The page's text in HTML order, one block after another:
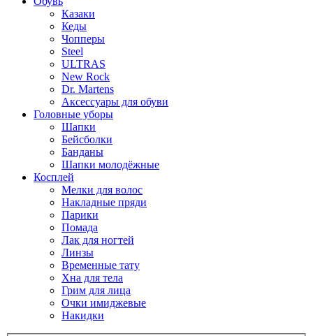
Казаки
Кеды
Чопперы
Steel
ULTRAS
New Rock
Dr. Martens
Аксессуары для обуви
Головные уборы
Шапки
Бейсболки
Банданы
Шапки молодёжные
Косплей
Мелки для волос
Накладные пряди
Парики
Помада
Лак для ногтей
Линзы
Временные тату
Хна для тела
Грим для лица
Очки имиджевые
Накидки